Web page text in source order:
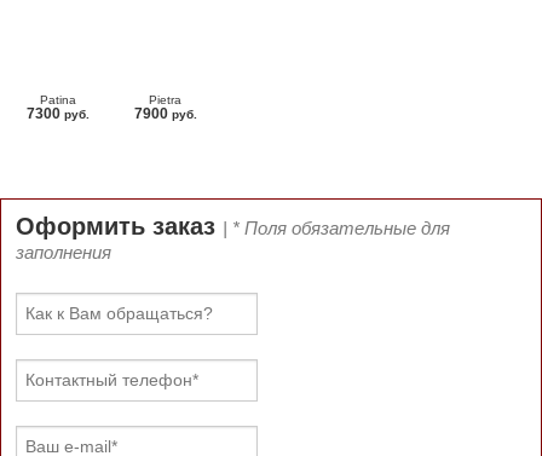
Patina
7300 руб.
Pietra
7900 руб.
Оформить заказ | * Поля обязательные для
заполнения